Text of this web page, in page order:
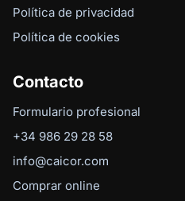
Política de privacidad
Política de cookies
Contacto
Formulario profesional
+34 986 29 28 58
info@caicor.com
Comprar online